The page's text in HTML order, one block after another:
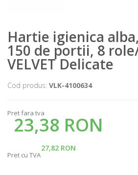
Hartie igienica
150 de portii, 8
VELVET Delicate
Cod produs: VLK-4100634
Pret fara tva
23,38 RON
27,82 RON
Pret cu TVA